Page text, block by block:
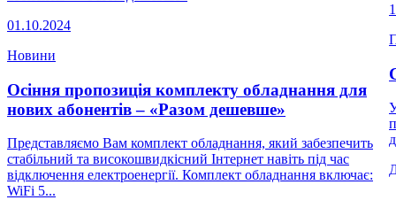
01.10.2024
Новини
Осіння пропозиція комплекту обладнання для
нових абонентів – «Разом дешевше»
Представляємо Вам комплект обладнання, який забезпечить
стабільний та високошвидкісний Інтернет навіть під час
відключення електроенергії. Комплект обладнання включає:
WiFi 5...